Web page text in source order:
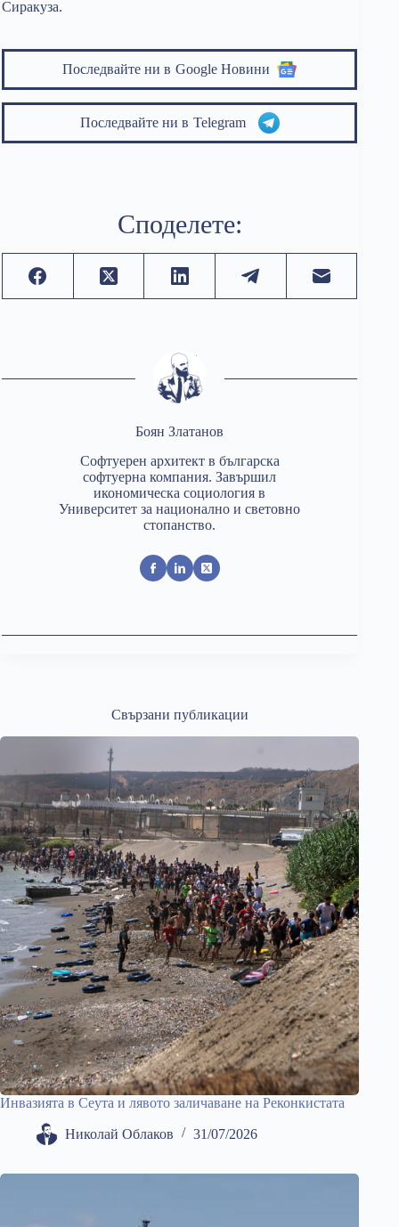
Сиракуза.
Последвайте ни в Google Новини
Последвайте ни в Telegram
Споделете:
Боян Златанов
Софтуерен архитект в българска
софтуерна компания. Завършил
икономическа социология в
Университет за национално и световно
стопанство.
Свързани публикации
Инвазията в Сеута и лявото заличаване на Реконкистата
Николай Облаков 31/07/2026